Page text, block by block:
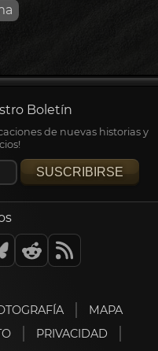
Boletín
de nuevas historias y
SUSCRIBIRSE
MAPA
PRIVACIDAD